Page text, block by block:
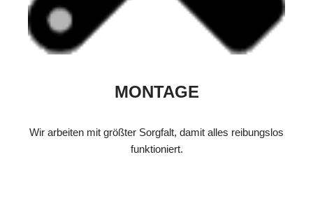
MONTAGE
Wir arbeiten mit größter Sorgfalt, damit alles reibungslos
funktioniert.